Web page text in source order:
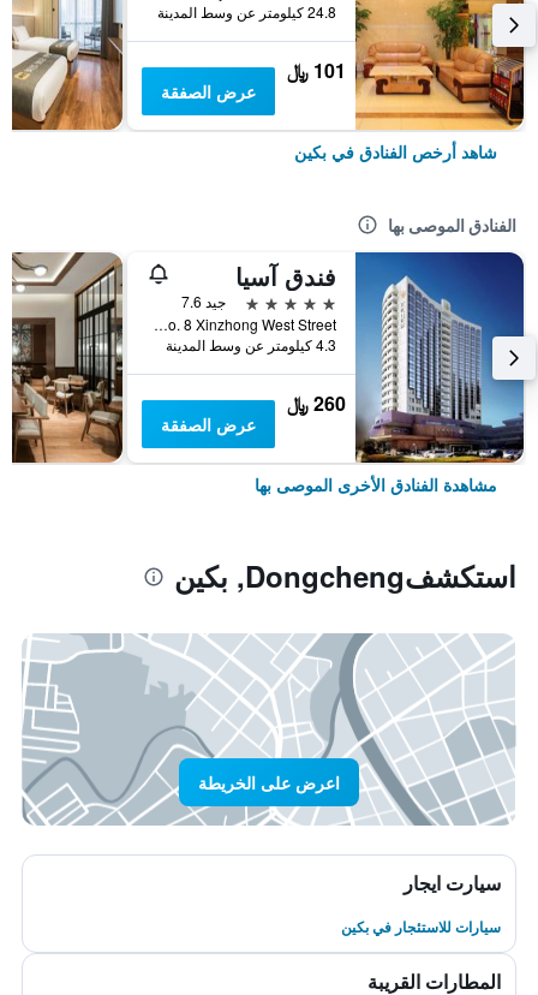
24.8 كيلومتر عن وسط المدينة
101 ﷼
عرض الصفقة
شاهد أرخص الفنادق في بكين
الفنادق الموصى بها
فندق آسيا
5 نجوم
جيد 7.6
No. 8 Xinzhong West Street, بكين, الصين
4.3 كيلومتر عن وسط المدينة
260 ﷼
عرض الصفقة
مشاهدة الفنادق الأخرى الموصى بها
استكشفDongcheng, بكين
اعرض على الخريطة
سيارت ايجار
سيارات للاستئجار في بكين
المطارات القريبة